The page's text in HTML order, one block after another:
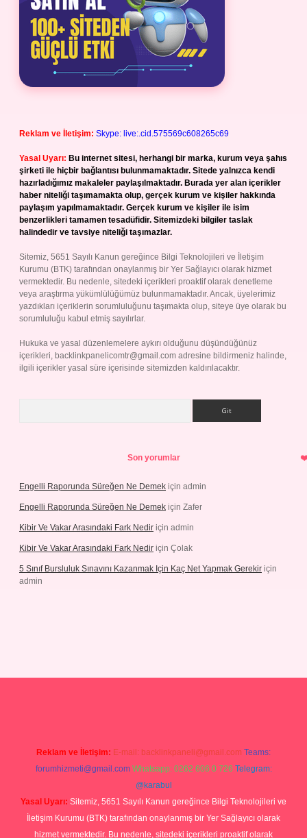
Reklam ve İletişim: Skype: live:.cid.575569c608265c69
Yasal Uyarı: Bu internet sitesi, herhangi bir marka, kurum veya şahıs
şirketi ile hiçbir bağlantısı bulunmamaktadır. Sitede yalnızca kendi
hazırladığımız makaleler paylaşılmaktadır. Burada yer alan içerikler
haber niteliği taşımamakta olup, gerçek kurum ve kişiler hakkında
paylaşım yapılmamaktadır. Gerçek kurum ve kişiler ile isim
benzerlikleri tamamen tesadüfidir. Sitemizdeki bilgiler taslak
halindedir ve tavsiye niteliği taşımazlar.
Sitemiz, 5651 Sayılı Kanun gereğince Bilgi Teknolojileri ve İletişim
Kurumu (BTK) tarafından onaylanmış bir Yer Sağlayıcı olarak hizmet
vermektedir. Bu nedenle, sitedeki içerikleri proaktif olarak denetleme
veya araştırma yükümlülüğümüz bulunmamaktadır. Ancak, üyelerimiz
yazdıkları içeriklerin sorumluluğunu taşımakta olup, siteye üye olarak bu
sorumluluğu kabul etmiş sayılırlar.
Hukuka ve yasal düzenlemelere aykırı olduğunu düşündüğünüz
içerikleri, backlinkpanelicomtr@gmail.com adresine bildirmeniz halinde,
ilgili içerikler yasal süre içerisinde sitemizden kaldırılacaktır.
Son yorumlar
Engelli Raporunda Süreğen Ne Demek için admin
Engelli Raporunda Süreğen Ne Demek için Zafer
Kibir Ve Vakar Arasındaki Fark Nedir için admin
Kibir Ve Vakar Arasındaki Fark Nedir için Çolak
5 Sınıf Bursluluk Sınavını Kazanmak Için Kaç Net Yapmak Gerekir için
admin
Reklam ve İletişim: E-mail: backlinkpaneli@gmail.com Teams:
forumhizmeti@gmail.com Whatsapp: 0262 606 0 726 Telegram:
@karabul
Yasal Uyarı: Sitemiz, 5651 Sayılı Kanun gereğince Bilgi Teknolojileri ve
İletişim Kurumu (BTK) tarafından onaylanmış bir Yer Sağlayıcı olarak
hizmet vermektedir. Bu nedenle, sitedeki içerikleri proaktif olarak